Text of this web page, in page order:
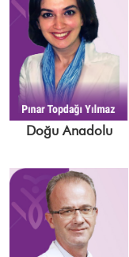
Doğu Anadolu